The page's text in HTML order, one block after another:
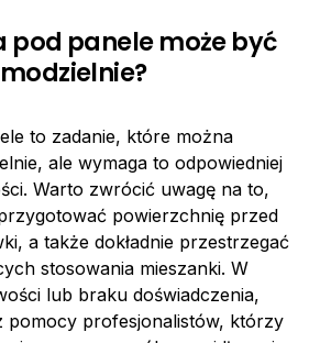
pod panele może być
to zadanie, które można
ale wymaga to odpowiedniej
Warto zwrócić uwagę na to,
powierzchnię przed
a także dokładnie przestrzegać
stosowania mieszanki. W
lub braku doświadczenia,
pomocy profesjonalistów, którzy